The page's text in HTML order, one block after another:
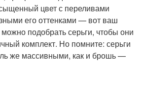
цвет с переливами
его оттенками — вот ваш
подобрать серьги, чтобы они
комплект. Но помните: серьги
же массивными, как и брошь —